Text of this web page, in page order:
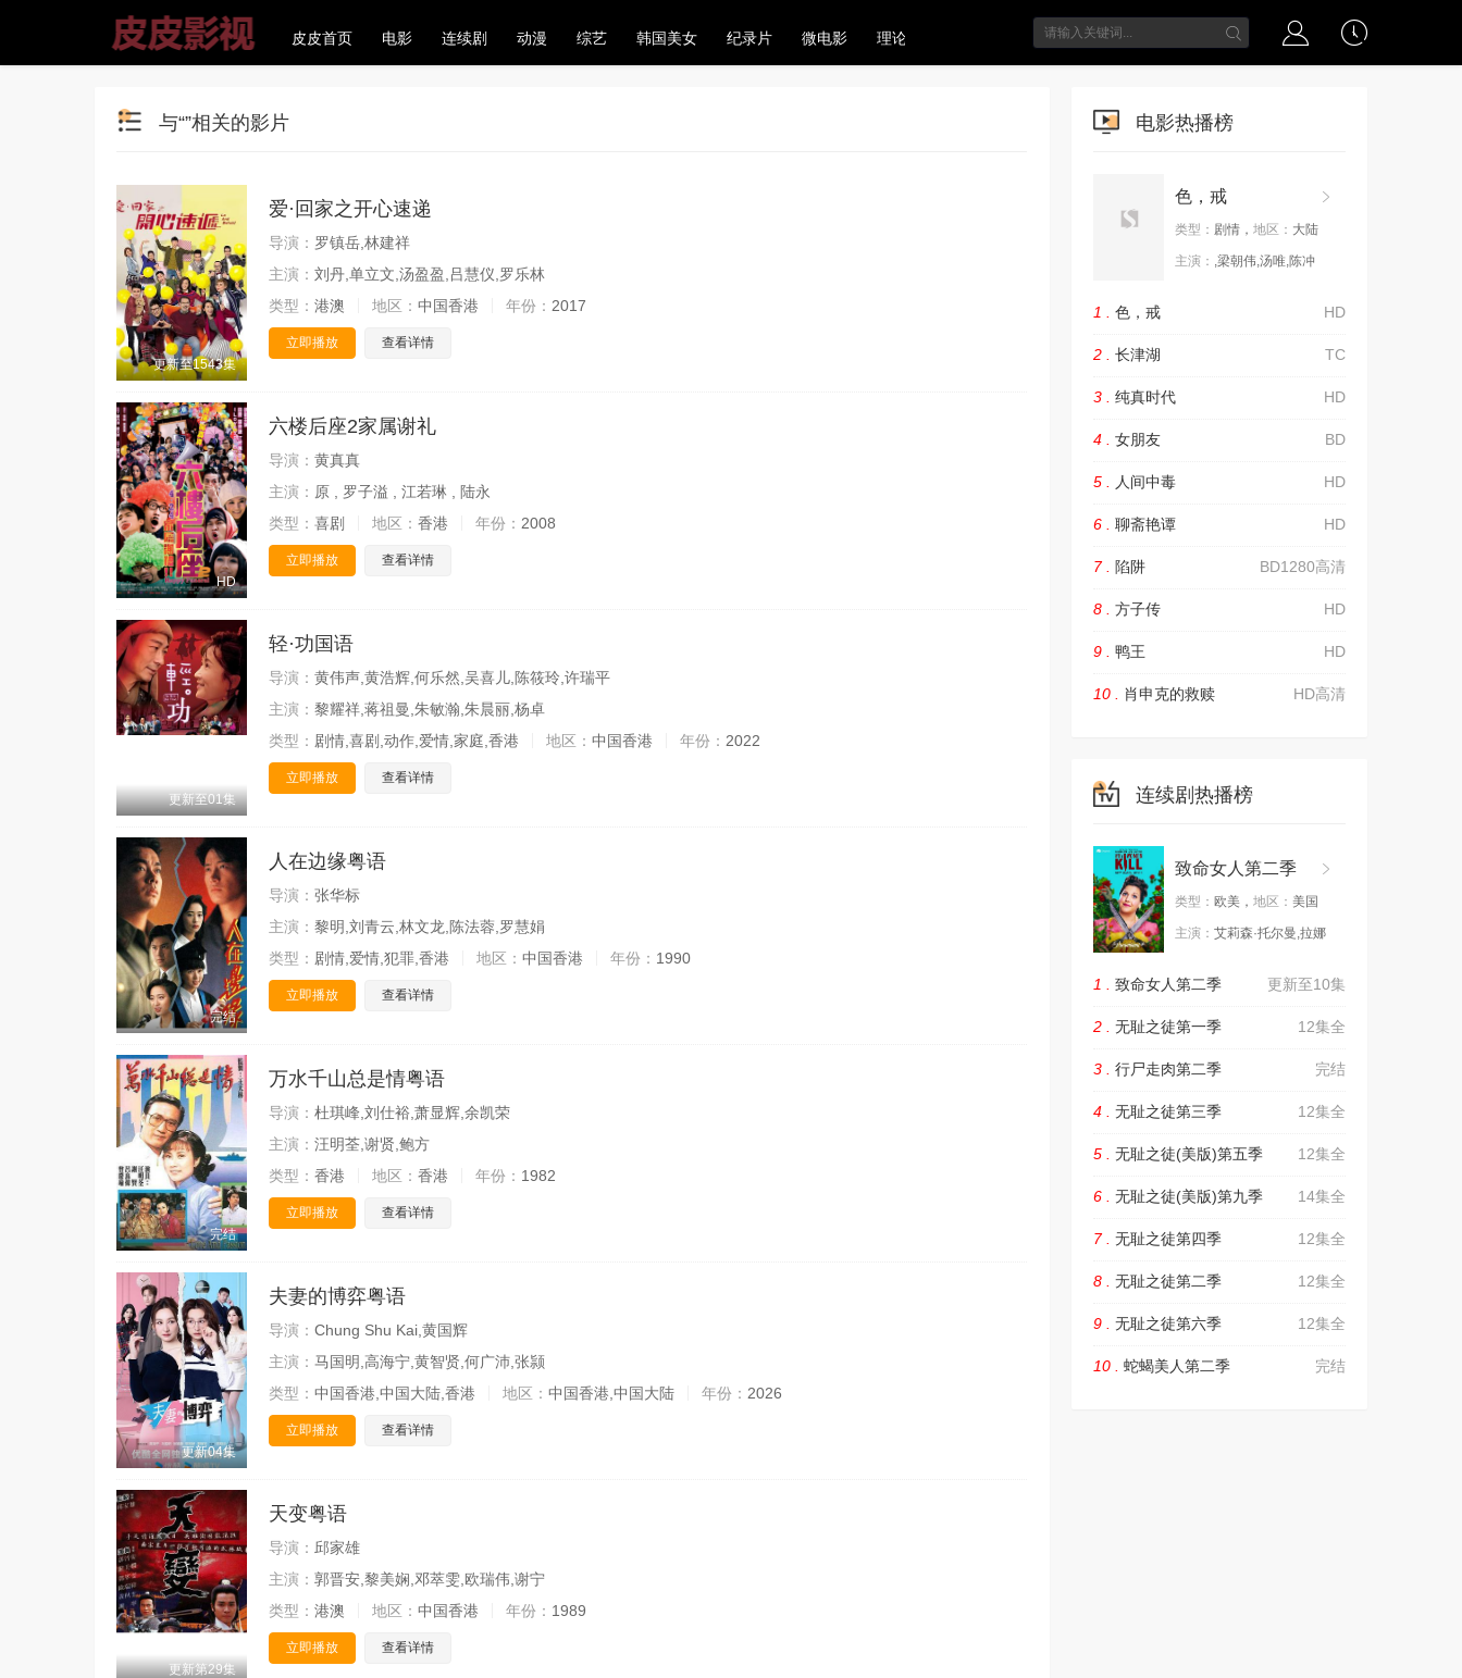
皮皮首页 电影 连续剧 动漫 综艺 韩国美女 纪录片 微电影 理论电影
与“”相关的影片
更新至1543集
爱·回家之开心速递
导演： 罗镇岳,林建祥
主演： 刘丹,单立文,汤盈盈,吕慧仪,罗乐林
类型： 港澳 地区： 中国香港 年份： 2017
立即播放 查看详情
HD
六楼后座2家属谢礼
导演： 黄真真
主演： 原 , 罗子溢 , 江若琳 , 陆永
类型： 喜剧 地区： 香港 年份： 2008
立即播放 查看详情
更新至01集
轻·功国语
导演： 黄伟声,黄浩辉,何乐然,吴喜儿,陈筱玲,许瑞平
主演： 黎耀祥,蒋祖曼,朱敏瀚,朱晨丽,杨卓
类型： 剧情,喜剧,动作,爱情,家庭,香港 地区： 中国香港 年份： 2022
立即播放 查看详情
完结
人在边缘粤语
导演： 张华标
主演： 黎明,刘青云,林文龙,陈法蓉,罗慧娟
类型： 剧情,爱情,犯罪,香港 地区： 中国香港 年份： 1990
立即播放 查看详情
完结
万水千山总是情粤语
导演： 杜琪峰,刘仕裕,萧显辉,余凯荣
主演： 汪明荃,谢贤,鲍方
类型： 香港 地区： 香港 年份： 1982
立即播放 查看详情
更新04集
夫妻的博弈粤语
导演： Chung Shu Kai,黄国辉
主演： 马国明,高海宁,黄智贤,何广沛,张颕
类型： 中国香港,中国大陆,香港 地区： 中国香港,中国大陆 年份： 2026
立即播放 查看详情
更新第29集
天变粤语
导演： 邱家雄
主演： 郭晋安,黎美娴,邓萃雯,欧瑞伟,谢宁
类型： 港澳 地区： 中国香港 年份： 1989
立即播放 查看详情
电影热播榜
色，戒
类型： 剧情， 地区： 大陆
主演： ,梁朝伟,汤唯,陈冲
HD
1 . 色，戒
TC
2 . 长津湖
HD
3 . 纯真时代
BD
4 . 女朋友
HD
5 . 人间中毒
HD
6 . 聊斋艳谭
BD1280高清
7 . 陷阱
HD
8 . 方子传
HD
9 . 鸭王
HD高清
10 . 肖申克的救赎
连续剧热播榜
致命女人第二季
类型： 欧美， 地区： 美国
主演： 艾莉森·托尔曼,拉娜
更新至10集
1 . 致命女人第二季
12集全
2 . 无耻之徒第一季
完结
3 . 行尸走肉第二季
12集全
4 . 无耻之徒第三季
12集全
5 . 无耻之徒(美版)第五季
14集全
6 . 无耻之徒(美版)第九季
12集全
7 . 无耻之徒第四季
12集全
8 . 无耻之徒第二季
12集全
9 . 无耻之徒第六季
完结
10 . 蛇蝎美人第二季